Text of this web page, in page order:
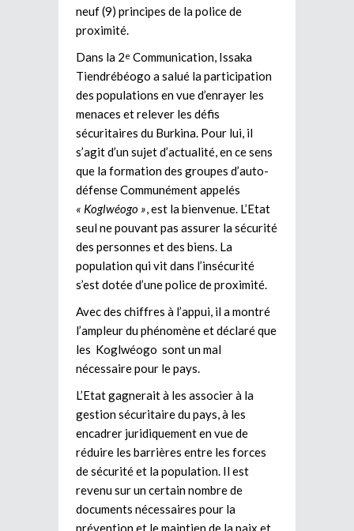
neuf (9) principes de la police de
proximité.
Dans la 2e Communication, Issaka
Tiendrébéogo a salué la participation
des populations en vue d’enrayer les
menaces et relever les défis
sécuritaires du Burkina. Pour lui, il
s’agit d’un sujet d’actualité, en ce sens
que la formation des groupes d’auto-
défense Communément appelés
« Koglwéogo » , est la bienvenue. L’Etat
seul ne pouvant pas assurer la sécurité
des personnes et des biens. La
population qui vit dans l’insécurité
s’est dotée d’une police de proximité.
Avec des chiffres à l’appui, il a montré
l’ampleur du phénomène et déclaré que
les Koglwéogo sont un mal
nécessaire pour le pays.
L’Etat gagnerait à les associer à la
gestion sécuritaire du pays, à les
encadrer juridiquement en vue de
réduire les barrières entre les forces
de sécurité et la population. Il est
revenu sur un certain nombre de
documents nécessaires pour la
prévention et le maintien de la paix et